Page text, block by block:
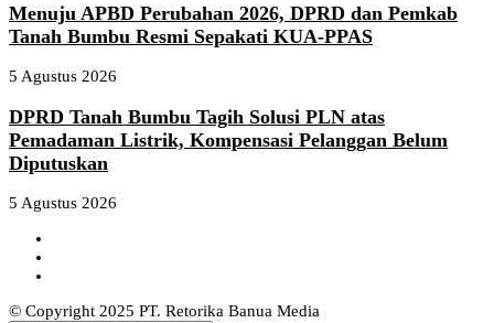
Menuju APBD Perubahan 2026, DPRD dan Pemkab
Tanah Bumbu Resmi Sepakati KUA-PPAS
5 Agustus 2026
DPRD Tanah Bumbu Tagih Solusi PLN atas
Pemadaman Listrik, Kompensasi Pelanggan Belum
Diputuskan
5 Agustus 2026
© Copyright 2025 PT. Retorika Banua Media